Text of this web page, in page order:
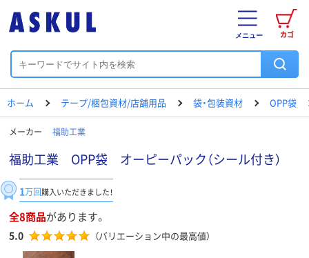
カゴ
メニュー
ホーム テープ/梱包資材/店舗用品 袋・包装資材 OPP袋
メーカー 福助工業
福助工業 OPP袋 オーピーパック（シール付き）
1万回購入いただきました！
全8商品があります。
5.0 （バリエーション中の最高値）